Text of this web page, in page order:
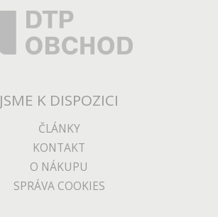
JSME K DISPOZICI
ČLÁNKY
KONTAKT
O NÁKUPU
SPRÁVA COOKIES